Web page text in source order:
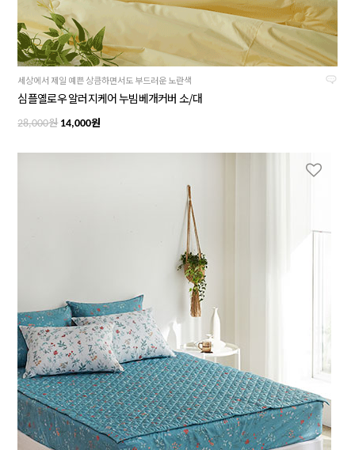
세상에서 제일 예쁜 상큼하면서도 부드러운 노란색
심플옐로우 알러지케어 누빔베개커버 소/대
28,000원14,000원